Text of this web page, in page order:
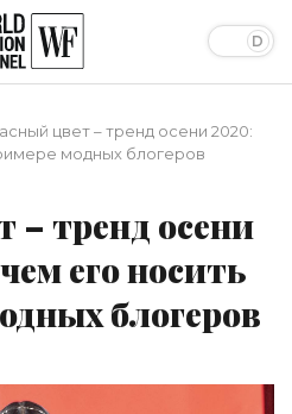
цвет – тренд осени 2020:
модных блогеров
– тренд осени
его носить
блогеров